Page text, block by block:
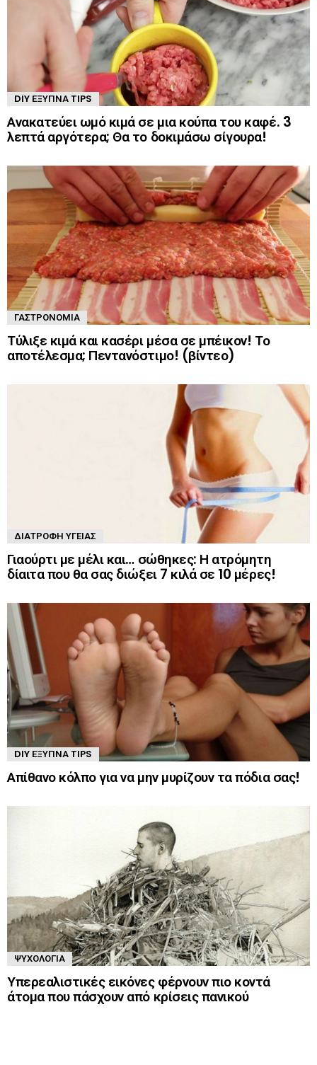
DIY ΈΞΥΠΝΑ TIPS
Ανακατεύει ωμό κιμά σε μια κούπα του καφέ. 3
λεπτά αργότερα; Θα το δοκιμάσω σίγουρα!
ΓΑΣΤΡΟΝΟΜΊΑ
Τύλιξε κιμά και κασέρι μέσα σε μπέικον! Το
αποτέλεσμα; Πεντανόστιμο! (βίντεο)
ΔΙΑΤΡΟΦΉ ΥΓΕΊΑΣ
Γιαούρτι με μέλι και… σώθηκες: Η ατρόμητη
δίαιτα που θα σας διώξει 7 κιλά σε 10 μέρες!
DIY ΈΞΥΠΝΑ TIPS
Απίθανο κόλπο για να μην μυρίζουν τα πόδια σας!
ΨΥΧΟΛΟΓΊΑ
Υπερεαλιστικές εικόνες φέρνουν πιο κοντά
άτομα που πάσχουν από κρίσεις πανικού